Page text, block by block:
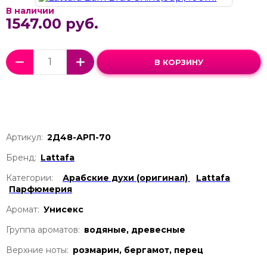
В наличии
1547.00 руб.
В КОРЗИНУ
Артикул: 2Д48-АРП-70
Бренд: Lattafa
Категории:
Арабские духи (оригинал)
Lattafa
Парфюмерия
Аромат: Унисекс
Группа ароматов: водяные, древесные
Верхние ноты: розмарин, бергамот, перец